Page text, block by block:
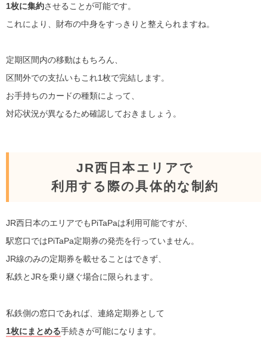
1枚に集約させることが可能です。
これにより、財布の中身をすっきりと整えられますね。
定期区間内の移動はもちろん、
区間外での支払いもこれ1枚で完結します。
お手持ちのカードの種類によって、
対応状況が異なるため確認しておきましょう。
JR西日本エリアで
利用する際の具体的な制約
JR西日本のエリアでもPiTaPaは利用可能ですが、
駅窓口ではPiTaPa定期券の発売を行っていません。
JR線のみの定期券を載せることはできず、
私鉄とJRを乗り継ぐ場合に限られます。
私鉄側の窓口であれば、連絡定期券として
1枚にまとめる手続きが可能になります。